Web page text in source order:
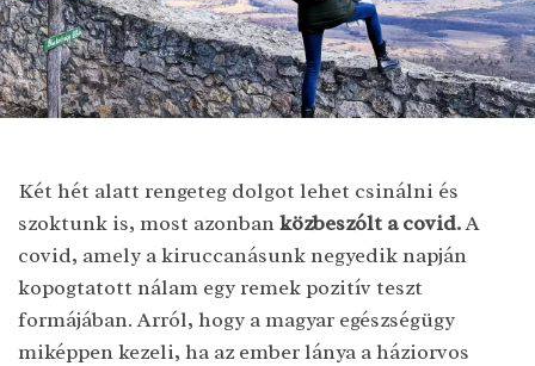
Két hét alatt rengeteg dolgot lehet csinálni és
szoktunk is, most azonbanközbeszólt a covid.A
covid, amely a kiruccanásunk negyedik napján
kopogtatott nálam egy remek pozitív teszt
formájában. Arról, hogy a magyar egészségügy
miképpen kezeli, ha az ember lánya a háziorvos